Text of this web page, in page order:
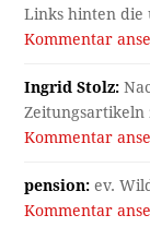
Links hinten die
Kommentar
Ingrid Stolz:
Zeitungsartikeln
Kommentar
pension: ev.
Kommentar